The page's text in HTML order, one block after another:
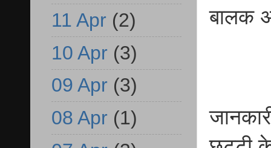
बालक
11 Apr (2)
10 Apr (3)
09 Apr (3)
08 Apr (1)